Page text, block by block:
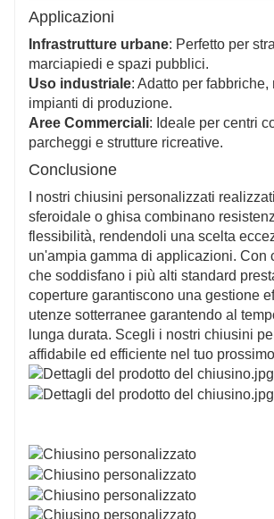
Applicazioni
Infrastrutture urbane: Perfetto per
marciapiedi e spazi pubblici.
Uso industriale: Adatto per
impianti di produzione.
Aree Commerciali: Ideale per centri
parcheggi e strutture ricreative.
Conclusione
I nostri chiusini personalizzati
sferoidale o ghisa combinano
flessibilità, rendendoli una scelta
un'ampia gamma di applicazioni. Con
che soddisfano i più alti standard
coperture garantiscono una gestione
utenze sotterranee garantendo al
lunga durata. Scegli i nostri chiusini
affidabile ed efficiente nel tuo